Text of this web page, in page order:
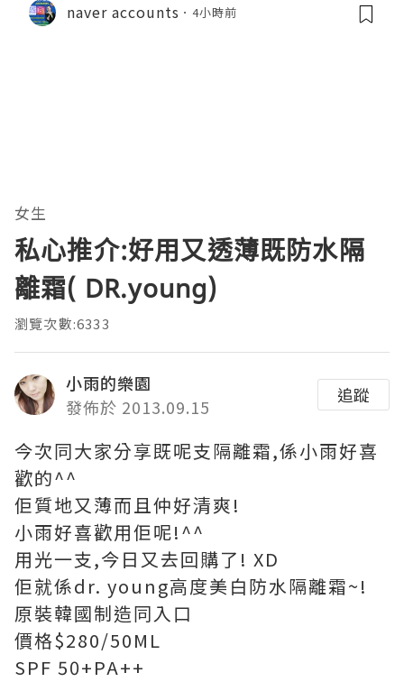
naver accounts 4小時前
女生
私心推介:好用又透薄既防水隔
離霜( DR.young)
瀏覽次數:6333
小雨的樂園
發佈於 2013.09.15
追蹤
今次同大家分享既呢支隔離霜,係小雨好喜
歡的^^
佢質地又薄而且仲好清爽!
小雨好喜歡用佢呢!^^
用光一支,今日又去回購了! XD
佢就係dr. young高度美白防水隔離霜~!
原裝韓國制造同入口
價格$280/50ML
SPF 50+PA++